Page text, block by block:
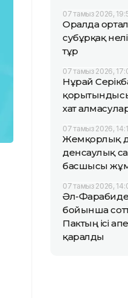
07 тамыз 2026,
Оралда
субұрқақ
тұр
07 тамыз 2026,
Нұрай
хат
07 тамыз 2026,
Жемқорлық
денсаулық
басшысы
07 тамыз 2026,
Әл-
бойынша
Пактың ісі
қаралды